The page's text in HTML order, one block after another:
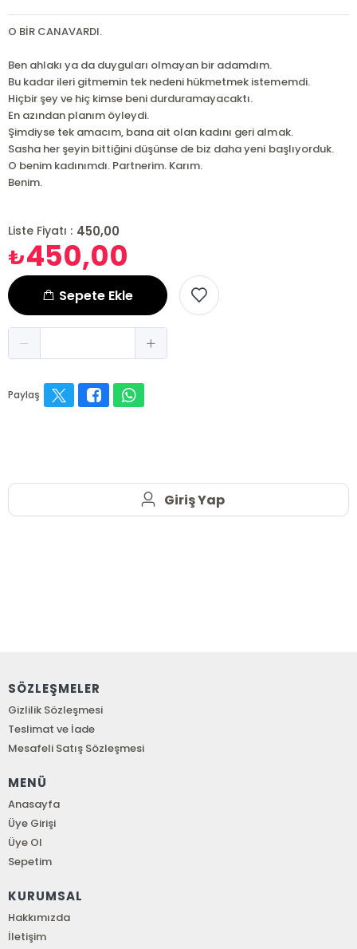
O BİR CANAVARDI.
Ben ahlakı ya da duyguları olmayan bir adamdım.
Bu kadar ileri gitmemin tek nedeni hükmetmek istememdi.
Hiçbir şey ve hiç kimse beni durduramayacaktı.
En azından planım öyleydi.
Şimdiyse tek amacım, bana ait olan kadını geri almak.
Sasha her şeyin bittiğini düşünse de biz daha yeni başlıyorduk.
O benim kadınımdı. Partnerim. Karım.
Benim.
Liste Fiyatı : 450,00
₺450,00
Sepete Ekle
Paylaş
Giriş Yap
SÖZLEŞMELER
Gizlilik Sözleşmesi
Teslimat ve İade
Mesafeli Satış Sözleşmesi
MENÜ
Anasayfa
Üye Girişi
Üye Ol
Sepetim
KURUMSAL
Hakkımızda
İletişim